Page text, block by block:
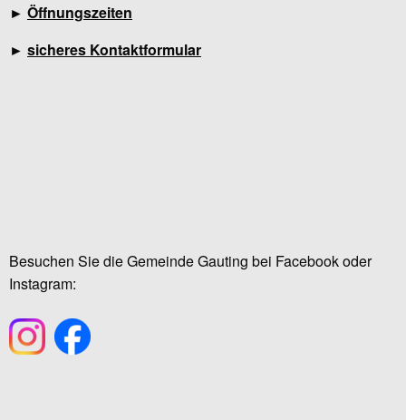
► Öffnungszeiten
► sicheres Kontaktformular
Besuchen Sie die Gemeinde Gauting bei Facebook oder
Instagram: